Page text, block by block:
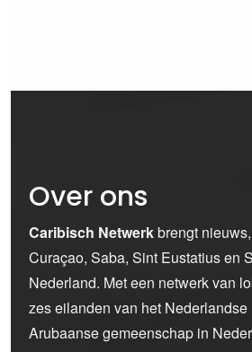
Over ons
Caribisch Netwerkbrengt
Curaçao, Saba, Sint Eustatius en
Nederland. Met een netwerk van
zes eilanden van het
Arubaanse gemeenschap in